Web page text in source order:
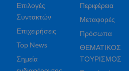
Επιλογές
Συντακτών
Επιχειρήσεις
Top News
Σημεία
Περιφέρεια
Μεταφορές
Πρόσωπα
ΘΕΜΑΤΙΚΟΣ
ΤΟΥΡΙΣΜΟΣ